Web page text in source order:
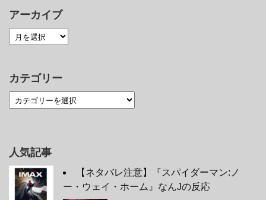
アーカイブ
カテゴリー
人気記事
【ネタバレ注意】『スパイダーマン:ノ
ー・ウェイ・ホーム』なんJの反応